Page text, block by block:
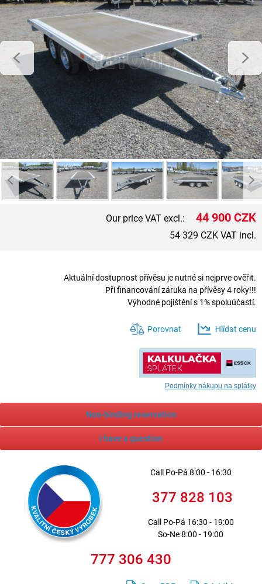
Our price VAT excl.: 44 900 CZK
54 329 CZK VAT incl.
Aktuální dostupnost přívěsu je nutné si nejprve ověřit.
Při financování záruka na přívěsy 4 roky!!!
Výhodné pojištění s 1% spoluúčastí.
Porovnat Hlídat cenu
Podmínky nákupu na splátky
Non-binding reservation
I have a question
CallPo-Pá 8:00 - 16:30
377 828 103
CallPo-Pá 16:30 - 19:00
So-Ne 8:00 - 19:00
777 306 430